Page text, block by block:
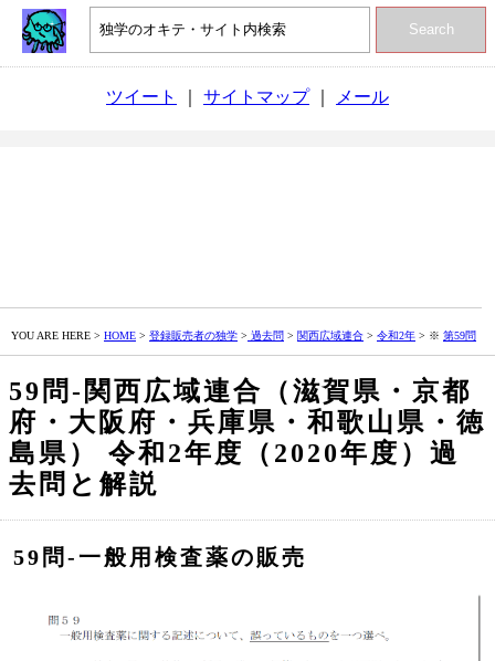
Search
ツイート サイトマップ｜ メール
YOU ARE HERE > HOME > 登録販売者の独学 > 過去問 > 関西広域連合 > 令和2年 > ※ 第59問
59問‐関西広域連合（滋賀県・京都
府・大阪府・兵庫県・和歌山県・徳
島県） 令和2年度（2020年度）過
去問と解説
59問‐一般用検査薬の販売